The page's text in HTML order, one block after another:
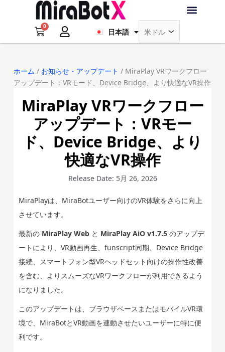
0
Cart 日本語
Français
Deutsch
ホーム / お知らせ・アップデート / MiraPlay VRワークフロー
アップデート：VRモード、Device Bridge、より快適なVR操作
MiraPlay VRワークフロー
アップデート：VRモー
ド、Device Bridge、より
快適なVR操作
Release Date: 5月 26, 2026
MiraPlayは、MiraBotユーザー向けのVR体験をさらに向上
させています。
最新の MiraPlay Webと MiraPlay AiO v1.7.5のアップデ
ートにより、VR動画再生、funscript同期、Device Bridge
接続、スマートフォン型VRヘッドセット向けの操作性改善
を含む、よりスムーズなVRワークフローが利用できるよう
になりました。
このアップデートは、ブラウザベースまたはモバイルVR環
境で、MiraBotとVR動画を連動させたいユーザーに特に便
利です。